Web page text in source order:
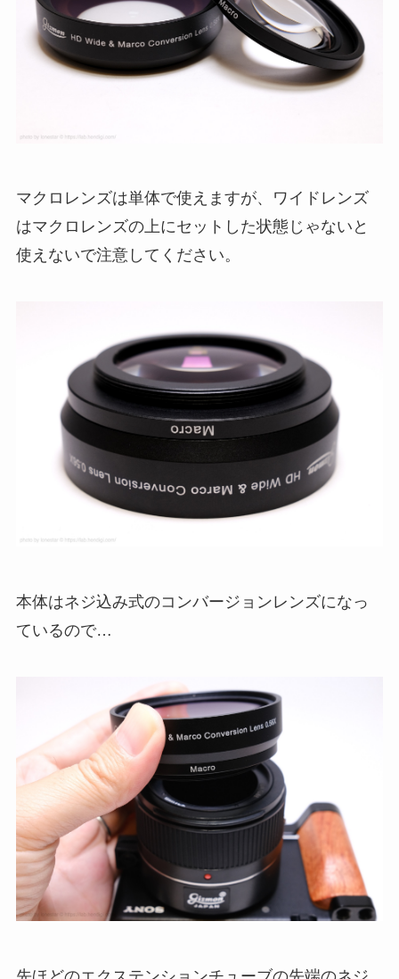
マクロレンズは単体で使えますが、ワイドレンズ
はマクロレンズの上にセットした状態じゃないと
使えないで注意してください。
本体はネジ込み式のコンバージョンレンズになっ
ているので…